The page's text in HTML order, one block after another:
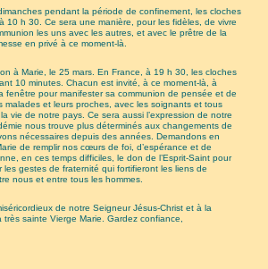
pendant la période de confinement, les cloches
10 h 30. Ce sera une manière, pour les fidèles, de vivre
les uns avec les autres, et avec le prêtre de la
en privé à ce moment-là.
à Marie, le 25 mars. En France, à 19 h 30, les cloches
10 minutes. Chacun est invité, à ce moment-là, à
fenêtre pour manifester sa communion de pensée et de
malades et leurs proches, avec les soignants et tous
vie de notre pays. Ce sera aussi l’expression de notre
nous trouve plus déterminés aux changements de
nécessaires depuis des années. Demandons en
de remplir nos cœurs de foi, d’espérance et de
en ces temps difficiles, le don de l’Esprit-Saint pour
gestes de fraternité qui fortifieront les liens de
nous et entre tous les hommes.
de notre Seigneur Jésus-Christ et à la
sainte Vierge Marie. Gardez confiance,